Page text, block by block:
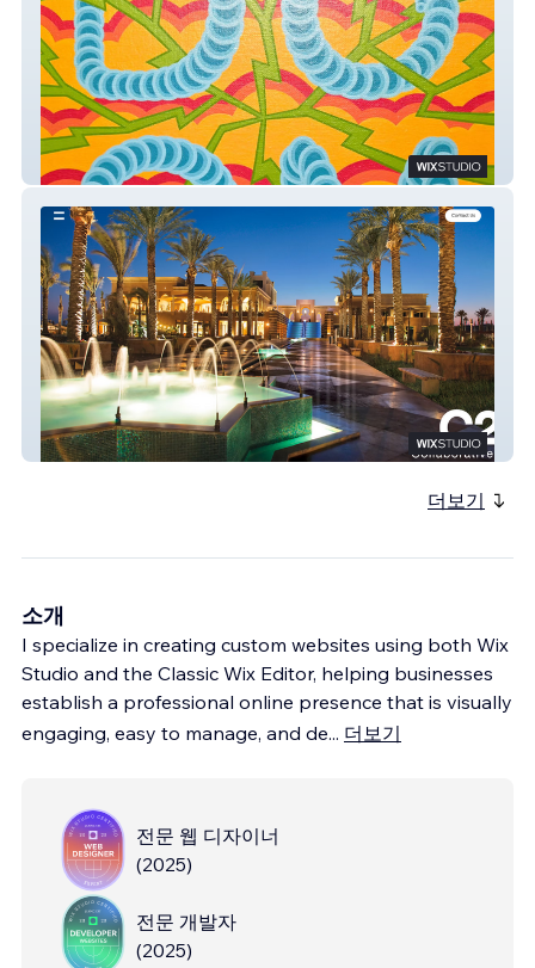
Antimatter Art Placement
C2 Collaborative
더보기
소개
I specialize in creating custom websites using both Wix
Studio and the Classic Wix Editor, helping businesses
establish a professional online presence that is visually
engaging, easy to manage, and de... 더보기
전문 웹 디자이너
(2025)
전문 개발자
(2025)